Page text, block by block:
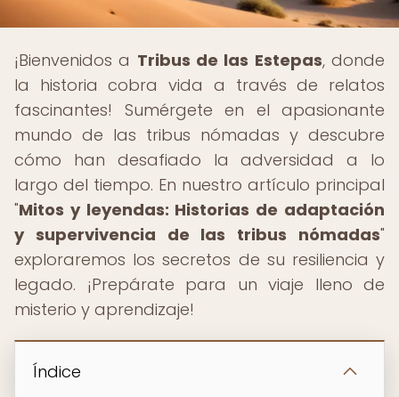
¡Bienvenidos a Tribus de las Estepas, donde
la historia cobra vida a través de relatos
fascinantes! Sumérgete en el apasionante
mundo de las tribus nómadas y descubre
cómo han desafiado la adversidad a lo
largo del tiempo. En nuestro artículo principal
"Mitos y leyendas: Historias de adaptación
y supervivencia de las tribus nómadas"
exploraremos los secretos de su resiliencia y
legado. ¡Prepárate para un viaje lleno de
misterio y aprendizaje!
Índice